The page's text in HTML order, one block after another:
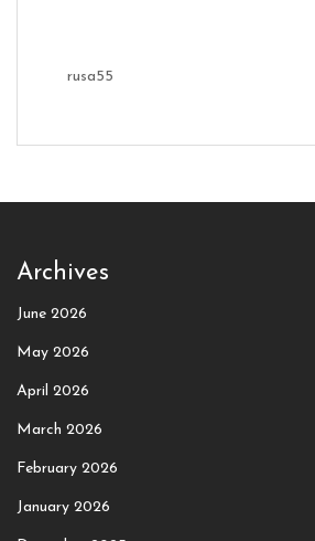
rusa55
Archives
June 2026
May 2026
April 2026
March 2026
February 2026
January 2026